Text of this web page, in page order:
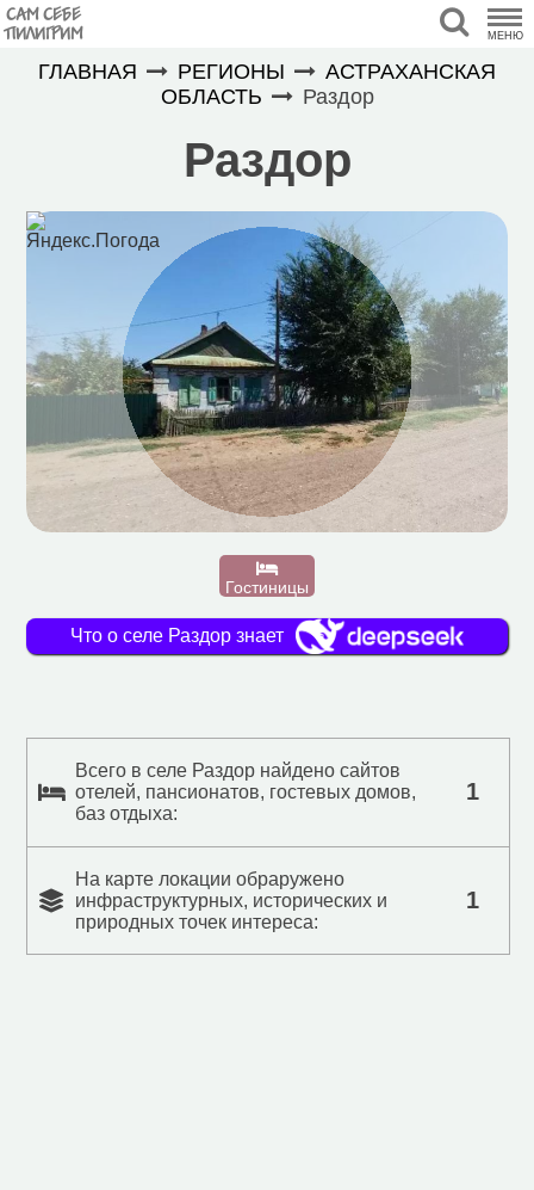
САМ СЕБЕ
ПИЛИГРИМ МЕНЮ
ГЛАВНАЯ РЕГИОНЫ
АСТРАХАНСКАЯ
ОБЛАСТЬ
Раздор
Раздор
Гостиницы
Что о селе Раздор знает
Всего в селе Раздор найдено сайтов
отелей, пансионатов, гостевых домов,
баз отдыха:
1
На карте локации обраружено
инфраструктурных, исторических и
природных точек интереса:
1